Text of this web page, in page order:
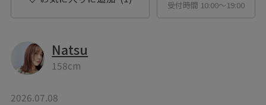
受付時間 10:00〜19:00
Natsu
158cm
2026.07.08